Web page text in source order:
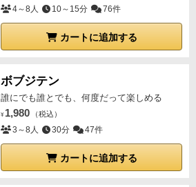
4～8人 10～15分 76件
カートに追加する
ボブジテン
誰にでも誰とでも、何度だって楽しめる
¥ 1,980 （税込）
3～8人 30分 47件
カートに追加する